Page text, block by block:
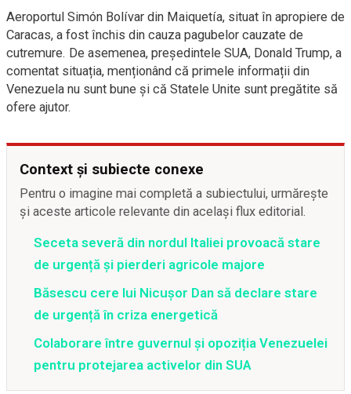
Aeroportul Simón Bolívar din Maiquetía, situat în apropiere de
Caracas, a fost închis din cauza pagubelor cauzate de
cutremure. De asemenea, președintele SUA, Donald Trump, a
comentat situația, menționând că primele informații din
Venezuela nu sunt bune și că Statele Unite sunt pregătite să
ofere ajutor.
Context și subiecte conexe
Pentru o imagine mai completă a subiectului, urmărește
și aceste articole relevante din același flux editorial.
Seceta severă din nordul Italiei provoacă stare
de urgență și pierderi agricole majore
Băsescu cere lui Nicușor Dan să declare stare
de urgență în criza energetică
Colaborare între guvernul și opoziția Venezuelei
pentru protejarea activelor din SUA